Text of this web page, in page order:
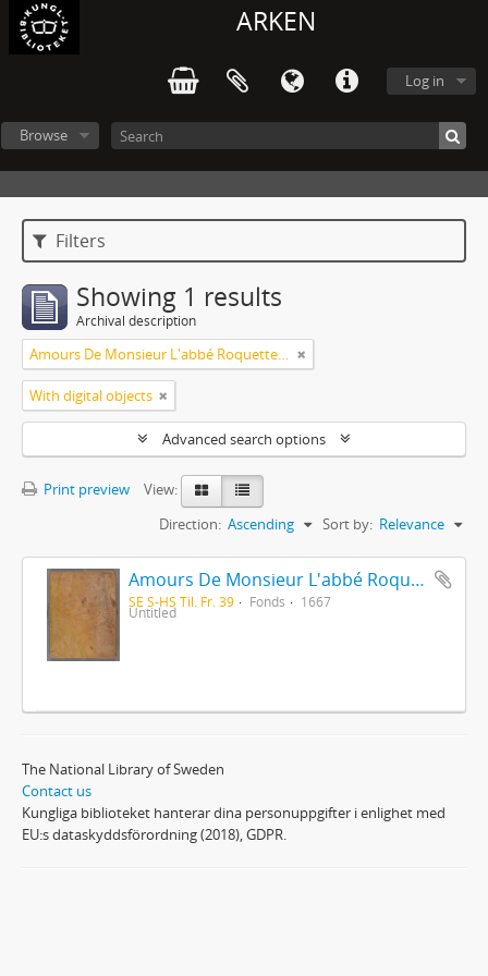
ARKEN
Log in
Browse
Filters
Showing 1 results
Archival description
Amours De Monsieur L'abbé Roquette avec Mademoiselle de Montauzier par Monsieur L'abbé Le Camus 1667
With digital objects
Advanced search options
Print preview
View:
Sort by: Relevance
Direction: Ascending
Amours De Monsieur L'abbé Roquette avec Mademoiselle de Montauzier par Monsieur L'abbé Le Camus 1667
SE S-HS Til. Fr. 39 Fonds 1667
Untitled
The National Library of Sweden
Contact us
Kungliga biblioteket hanterar dina personuppgifter i enlighet med
EU:s dataskyddsförordning (2018), GDPR.